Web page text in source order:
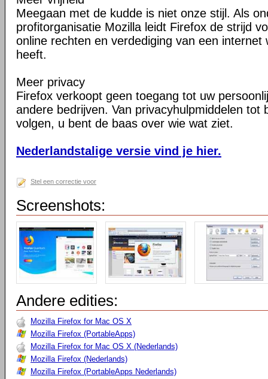
Meegaan met de kudde is niet onze stijl. Als
profitorganisatie Mozilla leidt Firefox de strijd
online rechten en verdediging van een internet
heeft.
Meer privacy
Firefox verkoopt geen toegang tot uw
andere bedrijven. Van privacyhulpmiddelen tot
volgen, u bent de baas over wie wat ziet.
Nederlandstalige versie vind je hier.
Stel een correctie voor
Screenshots:
Andere edities:
Mozilla Firefox for Mac OS X
Mozilla Firefox (PortableApps)
Mozilla Firefox for Mac OS X (Nederlands)
Mozilla Firefox (Nederlands)
Mozilla Firefox (PortableApps Nederlands)